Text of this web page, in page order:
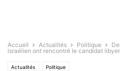
Accueil Actualités Politique
israélien ont rencontré le candidat
Actualités Politique